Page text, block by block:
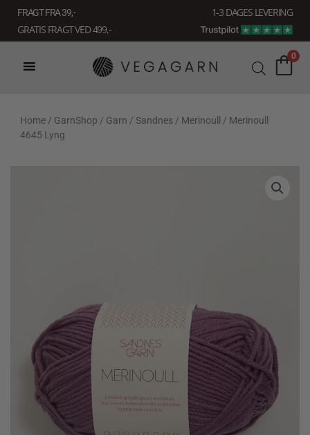
indholdet
FRAGT FRA 39, -
1-3 DAGES LEVERING
GRATIS FRAGT VED 499,-
0
Home / GarnShop / Garn / Sandnes / Merinoull
/ Merinoull
4645 Lyng